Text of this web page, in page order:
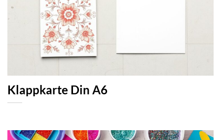
Klappkarte Din A6